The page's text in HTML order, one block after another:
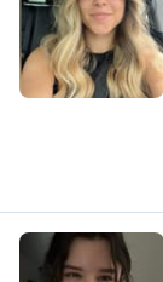
C